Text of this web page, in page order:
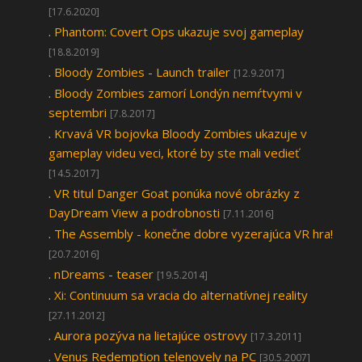
[17.6.2020]
. Phantom: Covert Ops ukazuje svoj gameplay
[18.8.2019]
. Bloody Zombies - Launch trailer [12.9.2017]
. Bloody Zombies zamorí Londýn nemŕtvymi v
septembri [7.8.2017]
. Krvavá VR bojovka Bloody Zombies ukazuje v
gameplay videu veci, ktoré by ste mali vedieť
[14.5.2017]
. VR titul Danger Goat ponúka nové obrázky z
DayDream View a podrobnosti [7.11.2016]
. The Assembly - konečne dobre vyzerajúca VR hra!
[20.7.2016]
. nDreams - teaser [19.5.2014]
. Xi: Continuum sa vracia do alternatívnej reality
[27.11.2012]
. Aurora pozýva na lietajúce ostrovy [17.3.2011]
. Venus Redemption telenovely na PC [30.5.2007]